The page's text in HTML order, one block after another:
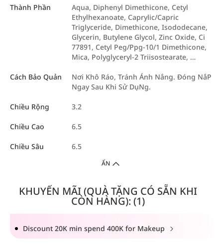
Thành Phần
Aqua, Diphenyl Dimethicone, Cetyl
Ethylhexanoate, Caprylic/Capric
Triglyceride, Dimethicone, Isododecane,
Glycerin, Butylene Glycol, Zinc Oxide, Ci
77891, Cetyl Peg/Ppg-10/1 Dimethicone,
Mica, Polyglyceryl-2 Triisostearate, …
Cách Bảo Quản
Nơi Khô Ráo, Tránh Ánh Nắng. Đóng NắP
Ngay Sau Khi Sử DụNg.
Chiều Rộng 3.2
Chiều Cao 6.5
Chiều Sâu 6.5
ẨN
KHUYẾN MÃI (QUÀ TẶNG CÓ SẴN KHI
CÒN HÀNG): (1)
Discount 20K min spend 400K for Makeup